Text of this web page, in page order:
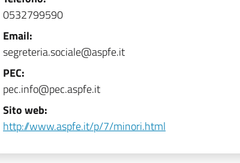
0532799590
Email:
segreteria.sociale@aspfe.it
PEC:
pec.info@pec.aspfe.it
Sito web:
http://www.aspfe.it/p/7/minori.html